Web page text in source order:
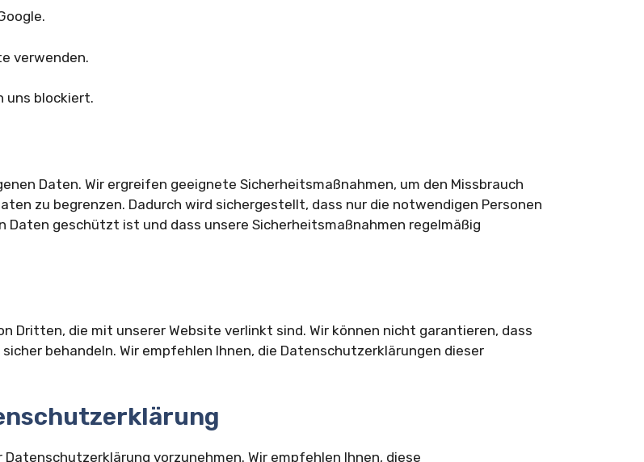
verwenden.
uns blockiert.
Daten. Wir ergreifen geeignete Sicherheitsmaßnahmen, um den Missbrauch
zu begrenzen. Dadurch wird sichergestellt, dass nur die notwendigen Personen
Daten geschützt ist und dass unsere Sicherheitsmaßnahmen regelmäßig
Dritten, die mit unserer Website verlinkt sind. Wir können nicht garantieren, dass
behandeln. Wir empfehlen Ihnen, die Datenschutzerklärungen dieser
vorzunehmen. Wir empfehlen Ihnen, diese